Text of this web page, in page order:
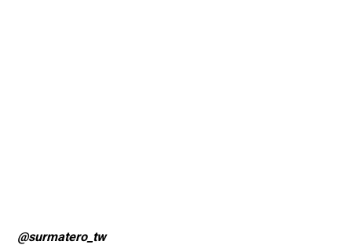
@surmatero_tw